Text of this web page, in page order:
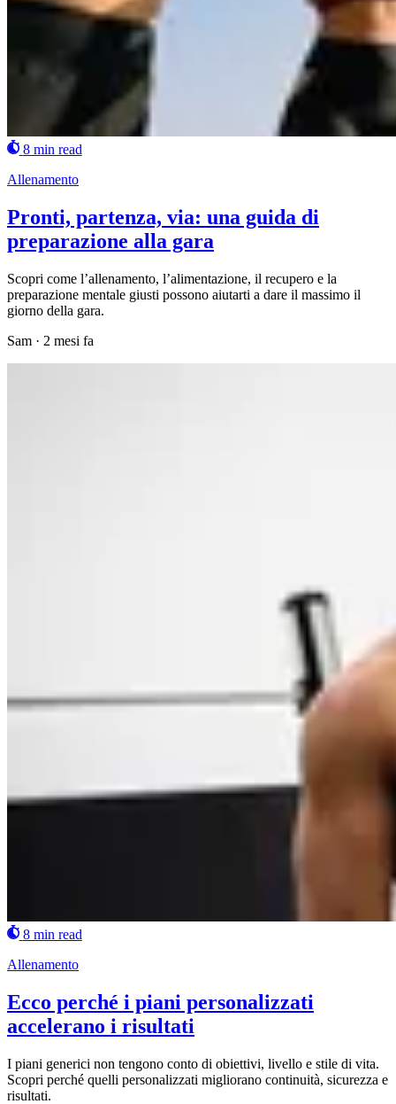
8 min read
Allenamento
Pronti, partenza, via: una guida di
preparazione alla gara
Scopri come l’allenamento, l’alimentazione, il recupero e la
preparazione mentale giusti possono aiutarti a dare il massimo il
giorno della gara.
Sam · 2 mesi fa
8 min read
Allenamento
Ecco perché i piani personalizzati
accelerano i risultati
I piani generici non tengono conto di obiettivi, livello e stile di vita.
Scopri perché quelli personalizzati migliorano continuità, sicurezza e
risultati.